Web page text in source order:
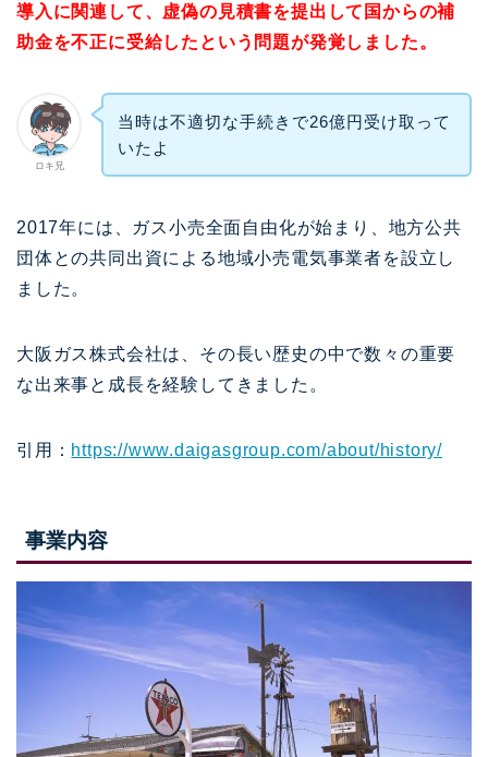
導入に関連して、虚偽の見積書を提出して国からの補
助金を不正に受給したという問題が発覚しました。
ロキ兄
当時は不適切な手続きで26億円受け取って
いたよ
2017年には、ガス小売全面自由化が始まり、地方公共
団体との共同出資による地域小売電気事業者を設立し
ました。
大阪ガス株式会社は、その長い歴史の中で数々の重要
な出来事と成長を経験してきました。
引用： https://www.daigasgroup.com/about/history/
事業内容